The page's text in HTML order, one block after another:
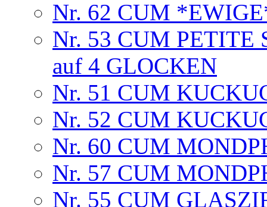
Nr. 62 CUM
Nr. 53 CUM PETITE
auf 4 GLOCKEN
Nr. 51 CUM
Nr. 52 CUM
Nr. 60 CUM
Nr. 57 CUM
Nr. 55 CUM